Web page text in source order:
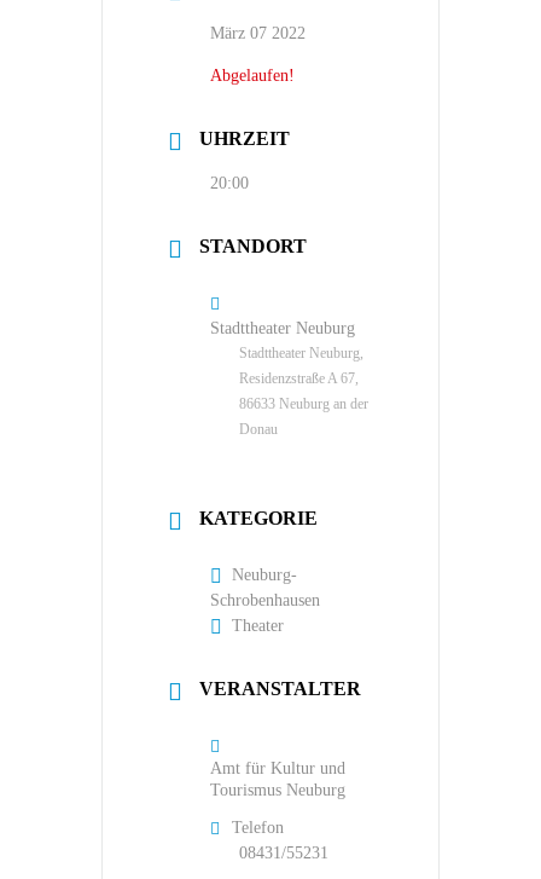
März 07 2022
Abgelaufen!
UHRZEIT
20:00
STANDORT
Stadttheater Neuburg
Stadttheater Neuburg,
Residenzstraße A 67,
86633 Neuburg an der
Donau
KATEGORIE
Neuburg-
Schrobenhausen
Theater
VERANSTALTER
Amt für Kultur und
Tourismus Neuburg
Telefon
08431/55231